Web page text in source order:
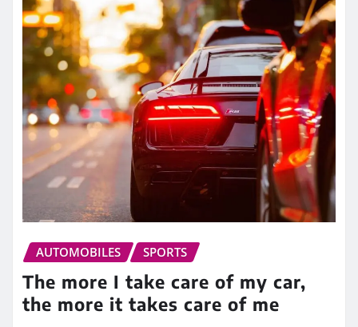
AUTOMOBILES SPORTS
The more I take care of my car,
the more it takes care of me